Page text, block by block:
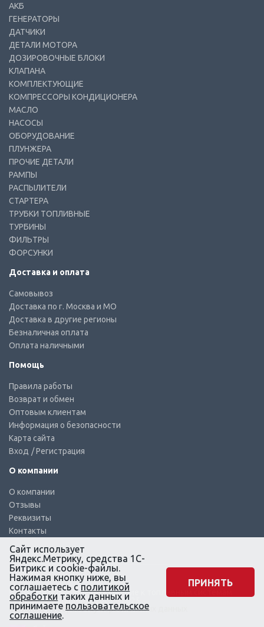
АКБ
ГЕНЕРАТОРЫ
ДАТЧИКИ
ДЕТАЛИ МОТОРА
ДОЗИРОВОЧНЫЕ БЛОКИ
КЛАПАНА
КОМПЛЕКТУЮЩИЕ
КОМПРЕССОРЫ КОНДИЦИОНЕРА
МАСЛО
НАСОСЫ
ОБОРУДОВАНИЕ
ПЛУНЖЕРА
ПРОЧИЕ ДЕТАЛИ
РАМПЫ
РАСПЫЛИТЕЛИ
СТАРТЕРА
ТРУБКИ ТОПЛИВНЫЕ
ТУРБИНЫ
ФИЛЬТРЫ
ФОРСУНКИ
Доставка и оплата
Самовывоз
Доставка по г. Москва и МО
Доставка в другие регионы
Безналичная оплата
Оплата наличными
Помощь
Правила работы
Возврат и обмен
Оптовым клиентам
Информация о безопасности
Карта сайта
Вход / Регистрация
О компании
О компании
Отзывы
Реквизиты
Контакты
© КТС-Дизель – Комплектующие к топливным системам
Все права защищены, 2003 – 2025
Согласие на обработку персональных данных
Сайт использует
Яндекс.Метрику, средства 1С-
Битрикс и cookie-файлы.
Нажимая кнопку ниже, вы
соглашаетесь с политикой
обработки таких данных и
принимаете пользовательское
соглашение.
ПРИНЯТЬ